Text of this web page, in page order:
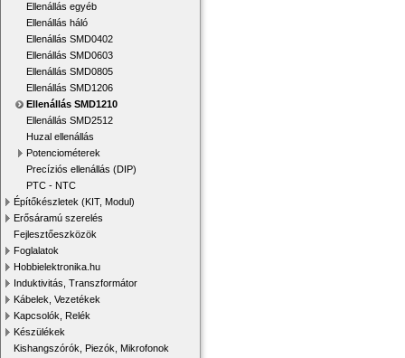
Ellenállás egyéb
Ellenállás háló
Ellenállás SMD0402
Ellenállás SMD0603
Ellenállás SMD0805
Ellenállás SMD1206
Ellenállás SMD1210
Ellenállás SMD2512
Huzal ellenállás
Potenciométerek
Precíziós ellenállás (DIP)
PTC - NTC
Építőkészletek (KIT, Modul)
Erősáramú szerelés
Fejlesztőeszközök
Foglalatok
Hobbielektronika.hu
Induktivitás, Transzformátor
Kábelek, Vezetékek
Kapcsolók, Relék
Készülékek
Kishangszórók, Piezók, Mikrofonok